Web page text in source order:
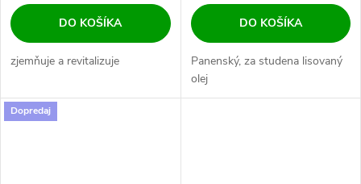
DO KOŠÍKA
zjemňuje a revitalizuje
DO KOŠÍKA
Panenský, za studena lisovaný
olej
Dopredaj